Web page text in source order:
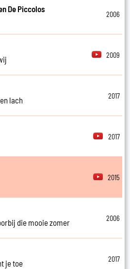
De Piccolos
2006
2009
lach
2017
2017
2015
die mooie zomer
2006
je toe
2017